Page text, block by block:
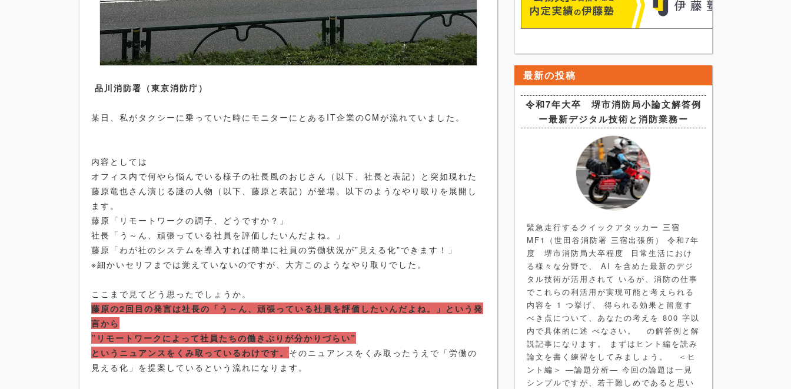
品川消防署（東京消防庁）
某日、私がタクシーに乗っていた時にモニターにとあるIT企業のCMが流れていました。
内容としては
オフィス内で何やら悩んでいる様子の社長風のおじさん（以下、社長と表記）と突如現れた
藤原竜也さん演じる謎の人物（以下、藤原と表記）が登場。以下のようなやり取りを展開し
ます。
藤原「リモートワークの調子、どうですか？」
社長「う～ん、頑張っている社員を評価したいんだよね。」
藤原「わが社のシステムを導入すれば簡単に社員の労働状況が”見える化”できます！」
※細かいセリフまでは覚えていないのですが、大方このようなやり取りでした。
ここまで見てどう思ったでしょうか。
藤原の2回目の発言は社長の「う～ん、頑張っている社員を評価したいんだよね。」という発
言から
”リモートワークによって社員たちの働きぶりが分かりづらい”
というニュアンスをくみ取っているわけです。 そのニュアンスをくみ取ったうえで「労働の
見える化」を提案しているという流れになります。
最新の投稿
令和7年大卒 堺市消防局小論文解答例
ー最新デジタル技術と消防業務ー
緊急走行するクイックアタッカー 三宿
MF1（世田谷消防署 三宿出張所） 令和7年
度 堺市消防局大卒程度 日常生活におけ
る様々な分野で、 AI を含めた最新のデジ
タル技術が活用されて いるが、消防の仕事
でこれらの利活用が実現可能と考えられる
内容を 1 つ挙げ、 得られる効果と留意す
べき点について、あなたの考えを 800 字以
内で具体的に述 べなさい。 の解答例と解
説記事になります。 まずはヒント編を読み
論文を書く練習をしてみましょう。 ＜ヒ
ント編＞ ―論題分析― 今回の論題は一見
シンプルですが、若干難しめであると思い